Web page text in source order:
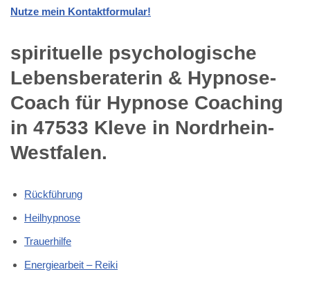
Nutze mein Kontaktformular!
spirituelle psychologische
Lebensberaterin & Hypnose-
Coach für Hypnose Coaching
in 47533 Kleve in Nordrhein-
Westfalen.
Rückführung
Heilhypnose
Trauerhilfe
Energiearbeit – Reiki